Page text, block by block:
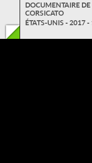
DOCUMENTAIRE
CORSICATO
ÉTATS-UNIS - 2017